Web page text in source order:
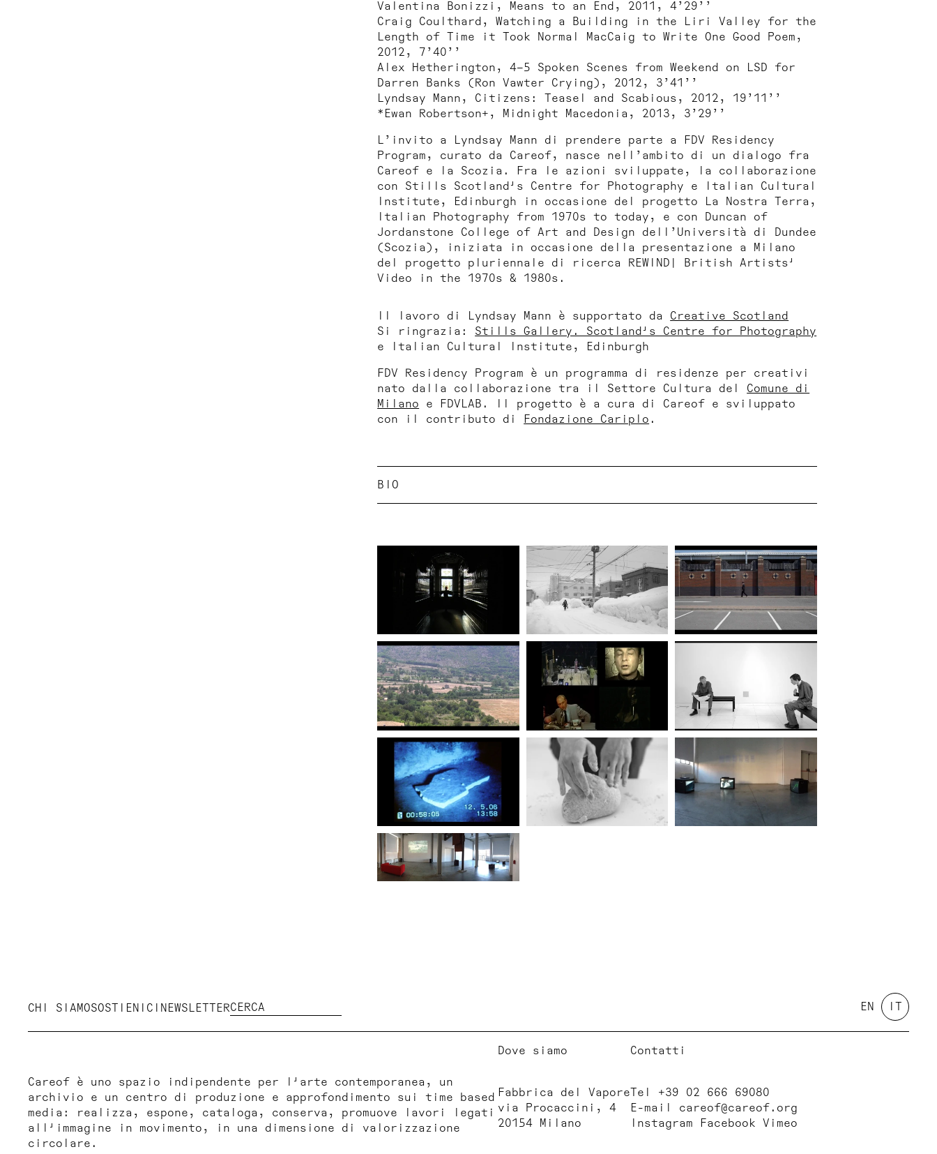
Valentina Bonizzi,
Means to an End , 2011, 4’29’’
Craig Coulthard,Watching a Building in the Liri Valley for the
Length of Time it Took Normal MacCaig to Write One Good Poem ,
2012, 7’40’’
Alex Hetherington,4–5 Spoken Scenes from Weekend on LSD for
Darren Banks (Ron Vawter Crying) , 2012, 3’41’’
Lyndsay Mann, Citizens: Teasel and Scabious , 2012, 19’11’’
* Ewan Robertson+, Midnight Macedonia , 2013, 3’29’’
L’invito a Lyndsay Mann di prendere parte a FDV Residency
Program, curato da Careof, nasce nell’ambito di un dialogo fra
Careof e la Scozia. Fra le azioni sviluppate, la collaborazione
con Stills Scotland's Centre for Photography e Italian Cultural
Institute, Edinburgh in occasione del progetto
La Nostra Terra ,
Italian Photography from 1970s to today , e con Duncan of
Jordanstone College of Art and Design dell’Università di Dundee
(Scozia), iniziata in occasione della presentazione a Milano
del progetto pluriennale di ricerca
REWIND| British Artists'
Video in the 1970s & 1980s .
Il lavoro di Lyndsay Mann è supportato da Creative Scotland
Si ringrazia: Stills Gallery. Scotland's Centre for Photography
e Italian Cultural Institute, Edinburgh
FDV Residency Program è un programma di residenze per creativi
nato dalla collaborazione tra il Settore Cultura del Comune di
Milano e FDVLAB. Il progetto è a cura di Careof e sviluppato
con il contributo di
Fondazione Cariplo .
BIO
Dublino.
Selezione recenti mostre collettive e progetti. 2013:The Hand
that Holds The Desert Down, Modern Edinburgh Film School,
Edinburgh Sculpture Workshop, Edimburgo. 2012:Creative Lab
residency
, CCA, Glasgow; Open Critical Forum, Tramway’s
Festival of Artists' Moving Image, Glasgow. 2011:Material
Rites, Royal British Society of Sculptors, London and Inspace,
Edinburgh.
www.lyndsaymann.com
EN
CHI SIAMOSOSTIENICI NEWSLETTER
Careof è uno spazio indipendente per l'arte contemporanea, un
archivio e un centro di produzione e approfondimento sui time based
media: realizza, espone, cataloga, conserva, promuove lavori legati
all'immagine in movimento, in una dimensione di valorizzazione
circolare.
Dove siamo
Fabbrica del Vapore
via Procaccini, 4
20154 Milano
Contatti
Tel +39 02 666 69080
E-mail careof@careof.org
Instagram
Facebook Vimeo